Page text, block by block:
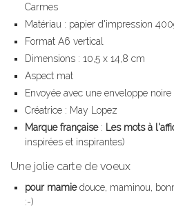
Carmes
Matériau : papier d'impression
Format A6 vertical
Dimensions : 10,5 x 14,8 cm
Aspect mat
Envoyée avec une enveloppe noire
Créatrice : May Lopez
Marque française: Les mots à
inspirées et inspirantes)
Une jolie carte de voeux
pour mamiedouce, maminou,
:-)